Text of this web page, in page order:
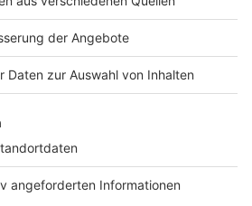
Studio-Hotline
Verkehrs-Hotline